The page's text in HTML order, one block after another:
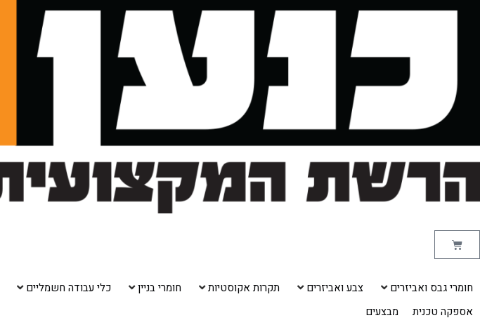
עגלת
קניות
חומרי גבס ואביזרים צבע ואביזרים תקרות אקוסטיות חומרי בניין כלי עבודה חשמליים
אספקה טכנית
מבצעים